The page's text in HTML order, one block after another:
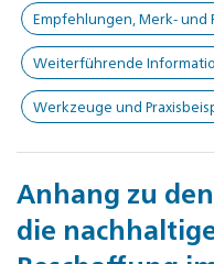
Empfehlungen, Merk- und
Weiterführende
Werkzeuge und
Anhang zu
die